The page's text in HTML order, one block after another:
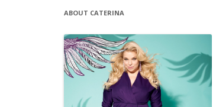
ABOUT CATERINA